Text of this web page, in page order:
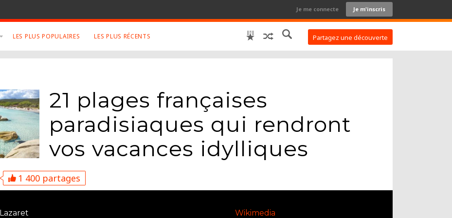
Je me connecte Je m'inscris
Art
Photographies
Robot
Musique
Cinema
Google+
Mentions Légales
LES PLUS POPULAIRES LES PLUS RÉCENTS Partagez une découverte
21 plages françaises
paradisiaques qui rendront
vos vacances idylliques
1 400 partages
Wikimedia